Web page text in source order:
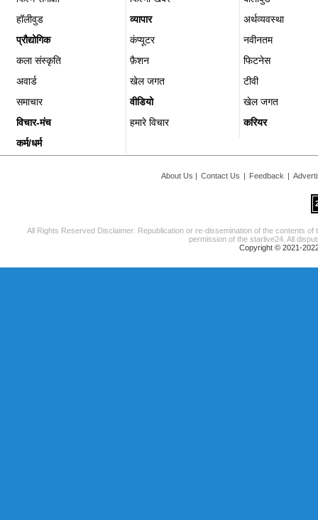
हॉलीवुड
व्यापार
अर्थव्यवस्था
प्रौद्योगिक
कंप्यूटर
नवीनतम
कला संस्कृति
फ़ैशन
फिटनेस
अवार्ड
खेल जगत
टीवी
समाचार
वीडियो
खेल जगत
विचार-मंच
हमारे विचार
करियर
कर्म/धर्म
About Us | Contact Us | Feedback |
All Rights Reserved Disclaimer: Republication or re-dissemination of the contents
permission of the starlive24. All
Copyright © 2021-